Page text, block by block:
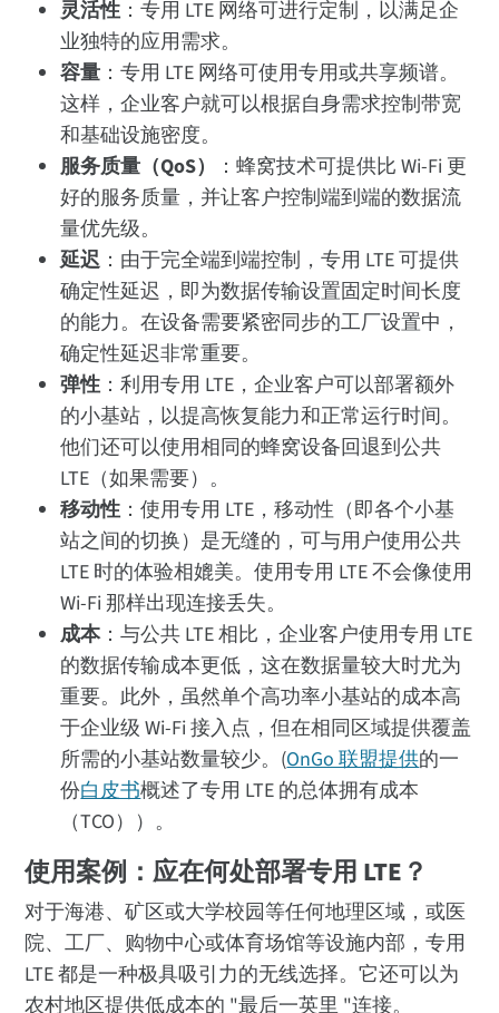
灵活性：专用 LTE 网络可进行定制，以满足企
业独特的应用需求。
容量 ：专用 LTE 网络可使用专用或共享频谱。
这样，企业客户就可以根据自身需求控制带宽
和基础设施密度。
服务质量（QoS）
：蜂窝技术可提供比 Wi-Fi 更
好的服务质量，并让客户控制端到端的数据流
量优先级。
延迟 ：由于完全端到端控制，专用 LTE 可提供
确定性延迟，即为数据传输设置固定时间长度
的能力。在设备需要紧密同步的工厂设置中，
确定性延迟非常重要。
弹性：利用专用 LTE，企业客户可以部署额外
的小基站，以提高恢复能力和正常运行时间。
他们还可以使用相同的蜂窝设备回退到公共
LTE（如果需要）。
移动性：使用专用 LTE，移动性（即各个小基
站之间的切换）是无缝的，可与用户使用公共
LTE 时的体验相媲美。使用专用 LTE 不会像使用
Wi-Fi 那样出现连接丢失。
成本：与公共 LTE 相比，企业客户使用专用 LTE
的数据传输成本更低，这在数据量较大时尤为
重要。此外，虽然单个高功率小基站的成本高
于企业级 Wi-Fi 接入点，但在相同区域提供覆盖
所需的小基站数量较少。(OnGo 联盟提供的一
份白皮书概述了专用 LTE 的总体拥有成本
（TCO））。
使用案例：应在何处部署专用 LTE？
对于海港、矿区或大学校园等任何地理区域，或医
院、工厂、购物中心或体育场馆等设施内部，专用
LTE 都是一种极具吸引力的无线选择。它还可以为
农村地区提供低成本的 "最后一英里 "连接。